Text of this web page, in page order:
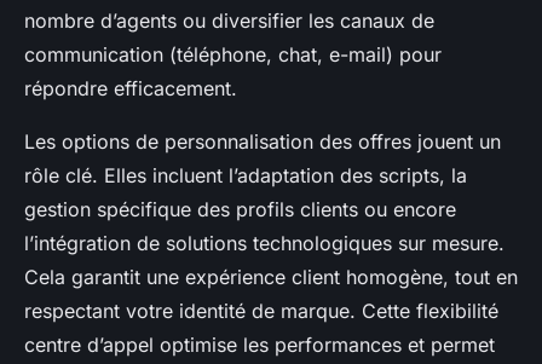
nombre d’agents ou diversifier les canaux de
communication (téléphone, chat, e-mail) pour
répondre efficacement.
Les options de personnalisation des offres jouent un
rôle clé. Elles incluent l’adaptation des scripts, la
gestion spécifique des profils clients ou encore
l’intégration de solutions technologiques sur mesure.
Cela garantit une expérience client homogène, tout en
respectant votre identité de marque. Cette flexibilité
centre d’appel optimise les performances et permet